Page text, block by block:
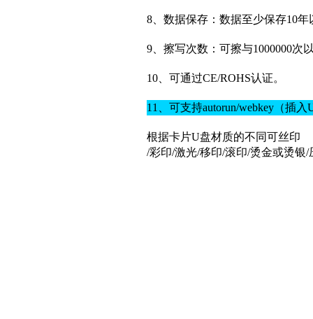
8、数据保存：数据至少保存10年
9、擦写次数：可擦与1000000次
10、可通过CE/ROHS认证。
11、可支持autorun/webkey（插
根据卡片U盘材质的不同可丝印
/彩印/激光/移印/滚印/烫金或烫银